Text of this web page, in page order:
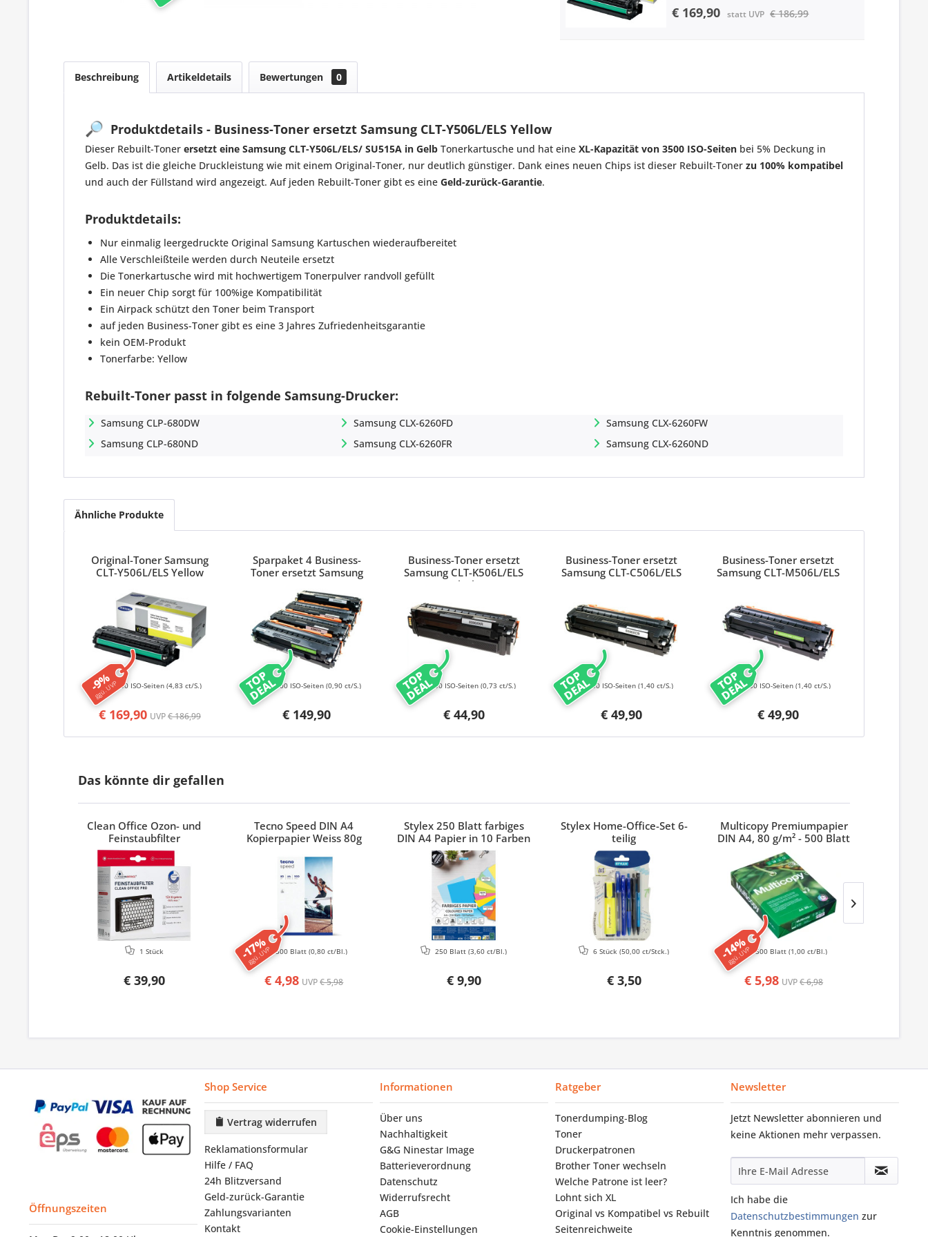
€ 169,90 statt UVP € 186,99
Beschreibung Artikeldetails Bewertungen 0
🔎 Produktdetails - Business-Toner ersetzt Samsung CLT-Y506L/ELS Yellow
Dieser Rebuilt-Toner ersetzt eine Samsung CLT-Y506L/ELS/ SU515A in Gelb Tonerkartusche und hat eine XL-Kapazität von 3500 ISO-Seiten bei 5% Deckung in
Gelb. Das ist die gleiche Druckleistung wie mit einem Original-Toner, nur deutlich günstiger. Dank eines neuen Chips ist dieser Rebuilt-Toner zu 100% kompatibel
und auch der Füllstand wird angezeigt. Auf jeden Rebuilt-Toner gibt es eine Geld-zurück-Garantie.
Produktdetails:
Nur einmalig leergedruckte Original Samsung Kartuschen wiederaufbereitet
Alle Verschleißteile werden durch Neuteile ersetzt
Die Tonerkartusche wird mit hochwertigem Tonerpulver randvoll gefüllt
Ein neuer Chip sorgt für 100%ige Kompatibilität
Ein Airpack schützt den Toner beim Transport
auf jeden Business-Toner gibt es eine 3 Jahres Zufriedenheitsgarantie
kein OEM-Produkt
Tonerfarbe: Yellow
Rebuilt-Toner passt in folgende Samsung-Drucker:
Samsung CLP-680DW
Samsung CLP-680ND
Samsung CLX-6260FD
Samsung CLX-6260FR
Samsung CLX-6260FW
Samsung CLX-6260ND
Ähnliche Produkte
-9%
ggü. UVP
Original-Toner Samsung
CLT-Y506L/ELS Yellow
€ 169,90 UVP€ 186,99
3500 ISO-Seiten(4,83 ct/S.) TOP
DEAL
Sparpaket 4 Business-
Toner ersetzt Samsung
€ 149,90
16500 ISO-Seiten (0,90 ct/S.) TOP
DEAL
Business-Toner ersetzt
Samsung CLT-K506L/ELS
Black
€ 44,90
6000 ISO-Seiten(0,73 ct/S.) TOP
DEAL
Business-Toner ersetzt
Samsung CLT-C506L/ELS
€ 49,90
3500 ISO-Seiten(1,40 ct/S.) TOP
DEAL
Business-Toner ersetzt
Samsung CLT-M506L/ELS
€ 49,90
3500 ISO-Seiten (1,40 ct/S.)
Das könnte dir gefallen
Clean Office Ozon- und
Feinstaubfilter
€ 39,90
1 Stück -17%
ggü. UVP
Tecno Speed DIN A4
Kopierpapier Weiss 80g
€ 4,98 UVP€ 5,98
500 Blatt (0,80 ct/Bl.)
Stylex 250 Blatt farbiges
DIN A4 Papier in 10 Farben
€ 9,90
250 Blatt(3,60 ct/Bl.)
Stylex Home-Office-Set 6-
teilig
€ 3,50
6 Stück(50,00 ct/Stck.) -14%
ggü. UVP
Multicopy Premiumpapier
DIN A4, 80 g/m² - 500 Blatt
€ 5,98 UVP€ 6,98
500 Blatt (1,00 ct/Bl.)
Öffnungszeiten
Shop Service
Vertrag widerrufen
Reklamationsformular
Hilfe / FAQ
24h Blitzversand
Geld-zurück-Garantie
Zahlungsvarianten
Kontakt
Informationen
Über uns
Nachhaltigkeit
G&G Ninestar Image
Batterieverordnung
Datenschutz
Widerrufsrecht
AGB
Cookie-Einstellungen
Ratgeber
Tonerdumping‑Blog
Toner
Druckerpatronen
Brother Toner wechseln
Welche Patrone ist leer?
Lohnt sich XL
Original vs Kompatibel vs Rebuilt
Seitenreichweite
Newsletter
Jetzt Newsletter abonnieren und
keine Aktionen mehr verpassen.
Ich habe die
Datenschutzbestimmungen zur
Kenntnis genommen.